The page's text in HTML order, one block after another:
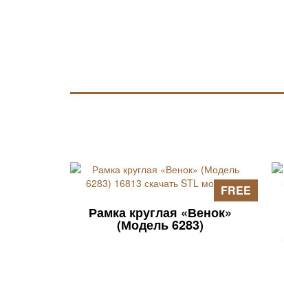
Рамка круглая «Венок»
(Модель 6283)
FREE